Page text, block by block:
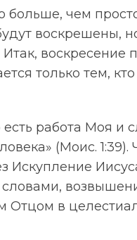
больше, чем
воскрешены,
воскресение
только тем,
есть работа Моя
(Моис.
Искупление
в